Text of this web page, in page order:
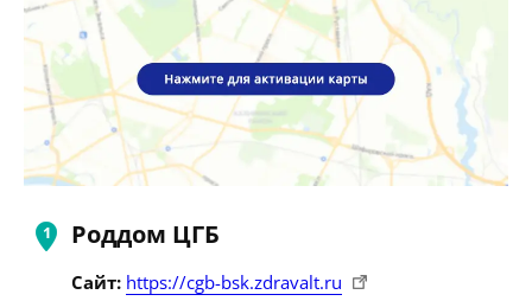
Роддом ЦГБ
Сайт: https://cgb-bsk.zdravalt.ru